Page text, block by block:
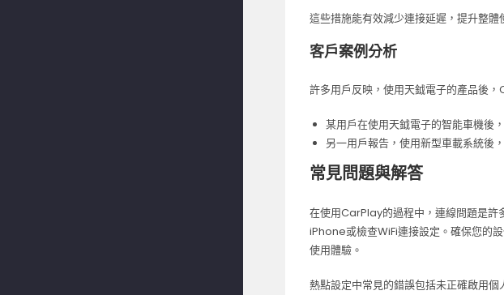
這些措施能有效減少連接延遲，提升整體
客戶案例分析
許多用戶反映，使用天鉞電子的產品後
某用戶在使用天鉞電子的智能車機後
另一用戶報告，使用新型車載系統後
常見問題與解答
在使用CarPlay的過程中，連線問題是許
iPhone或檢查WiFi連接設定。確保您的
使用體驗。
熱點設定中常見的錯誤包括未正確啟用